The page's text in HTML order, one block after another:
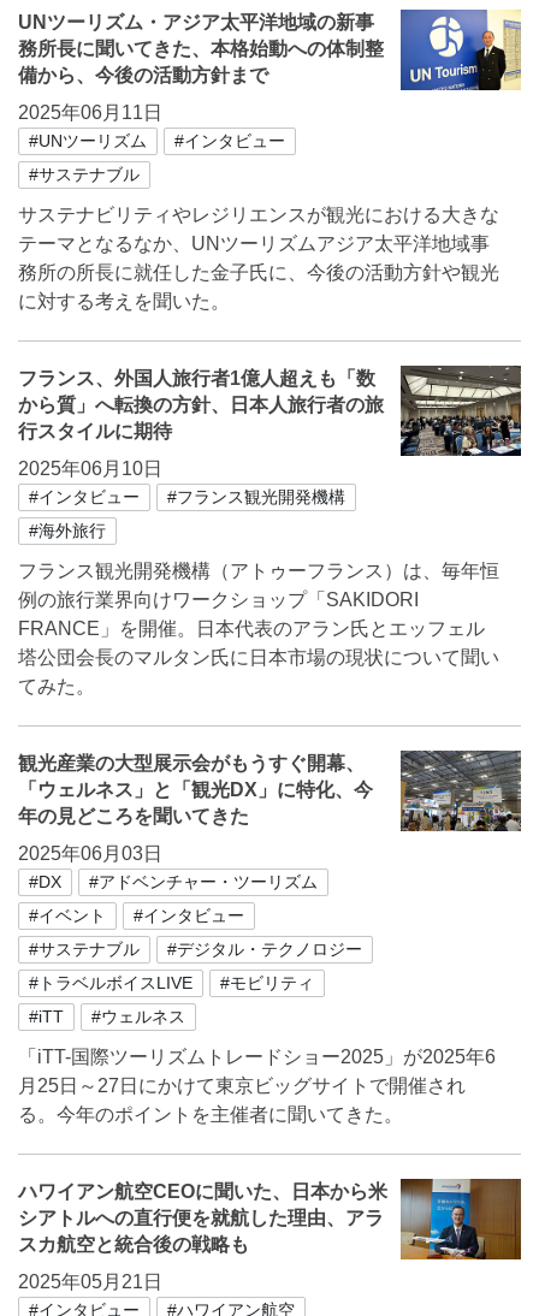
UNツーリズム・アジア太平洋地域の新事
務所長に聞いてきた、本格始動への体制整
備から、今後の活動方針まで
2025年06月11日
#UNツーリズム
#インタビュー
#サステナブル
サステナビリティやレジリエンスが観光における大きな
テーマとなるなか、UNツーリズムアジア太平洋地域事
務所の所長に就任した金子氏に、今後の活動方針や観光
に対する考えを聞いた。
フランス、外国人旅行者1億人超えも「数
から質」へ転換の方針、日本人旅行者の旅
行スタイルに期待
2025年06月10日
#インタビュー
#フランス観光開発機構
#海外旅行
フランス観光開発機構（アトゥーフランス）は、毎年恒
例の旅行業界向けワークショップ「SAKIDORI
FRANCE」を開催。日本代表のアラン氏とエッフェル
塔公団会長のマルタン氏に日本市場の現状について聞い
てみた。
観光産業の大型展示会がもうすぐ開幕、
「ウェルネス」と「観光DX」に特化、今
年の見どころを聞いてきた
2025年06月03日
#DX
#アドベンチャー・ツーリズム
#イベント
#インタビュー
#サステナブル
#デジタル・テクノロジー
#トラベルボイスLIVE
#モビリティ
#iTT
#ウェルネス
「iTT-国際ツーリズムトレードショー2025」が2025年6
月25日～27日にかけて東京ビッグサイトで開催され
る。今年のポイントを主催者に聞いてきた。
ハワイアン航空CEOに聞いた、日本から米
シアトルへの直行便を就航した理由、アラ
スカ航空と統合後の戦略も
2025年05月21日
#インタビュー
#ハワイアン航空